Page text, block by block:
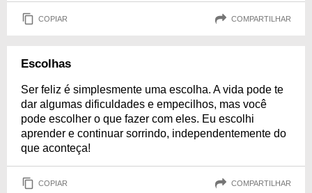
COPIAR COMPARTILHAR
Escolhas
Ser feliz é simplesmente uma escolha. A vida pode te
dar algumas dificuldades e empecilhos, mas você
pode escolher o que fazer com eles. Eu escolhi
aprender e continuar sorrindo, independentemente do
que aconteça!
COPIAR COMPARTILHAR